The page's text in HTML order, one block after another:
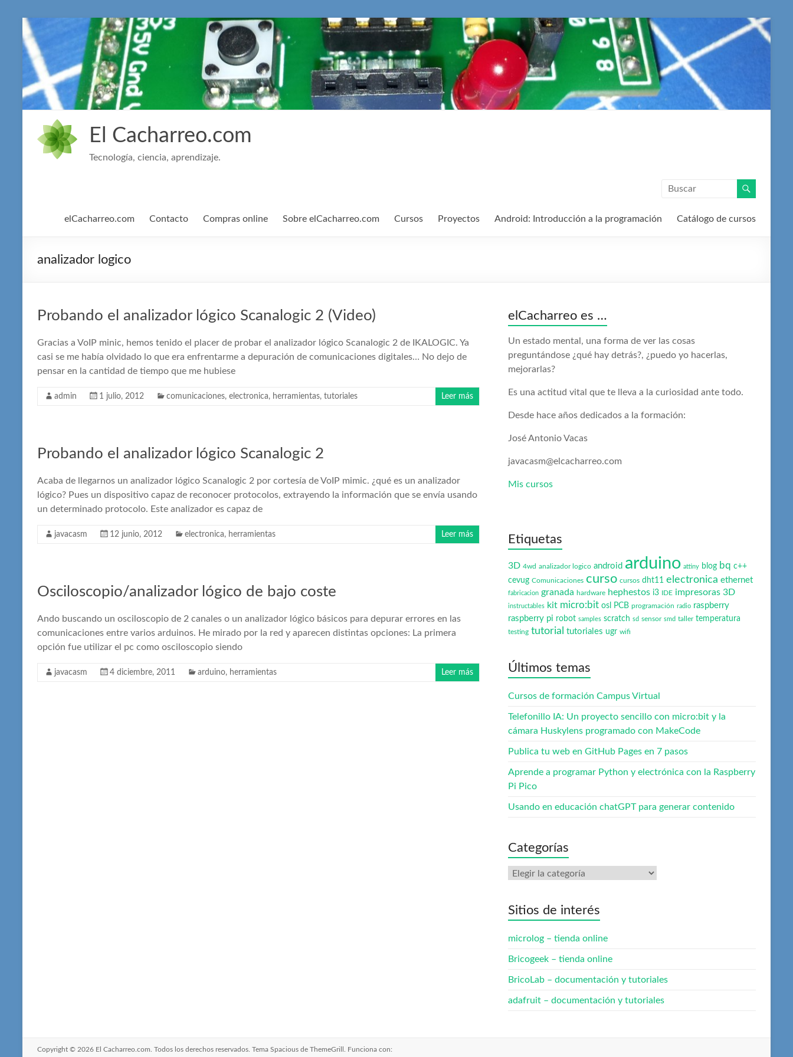
Saltar
al
contenido
El Cacharreo.com
Tecnología, ciencia, aprendizaje.
elCacharreo.com Contacto Compras online Sobre elCacharreo.com Cursos Proyectos Android: Introducción a la programación Catálogo de cursos
analizador logico
Probando el analizador lógico Scanalogic 2 (Video)
Gracias a VoIP minic, hemos tenido el placer de probar el analizador lógico Scanalogic 2 de IKALOGIC. Ya
casi se me había olvidado lo que era enfrentarme a depuración de comunicaciones digitales… No dejo de
pensar en la cantidad de tiempo que me hubiese
admin 1 julio, 2012 comunicaciones, electronica, herramientas, tutoriales Leer más
Probando el analizador lógico Scanalogic 2
Acaba de llegarnos un analizador lógico Scanalogic 2 por cortesía de VoIP mimic. ¿qué es un analizador
lógico? Pues un dispositivo capaz de reconocer protocolos, extrayendo la información que se envía usando
un determinado protocolo. Este analizador es capaz de
javacasm 12 junio, 2012 electronica, herramientas Leer más
Osciloscopio/analizador lógico de bajo coste
Ando buscando un osciloscopio de 2 canales o un analizador lógico básicos para depurar errores en las
comunicaciones entre varios arduinos. He mirado por la red y aparecen distintas opciones: La primera
opción fue utilizar el pc como osciloscopio siendo
javacasm 4 diciembre, 2011 arduino, herramientas Leer más
elCacharreo es …
Un estado mental, una forma de ver las cosas
preguntándose ¿qué hay detrás?, ¿puedo yo hacerlas,
mejorarlas?
Es una actitud vital que te lleva a la curiosidad ante todo.
Desde hace años dedicados a la formación:
José Antonio Vacas
javacasm@elcacharreo.com
Mis cursos
Etiquetas
3D 4wd analizador logico android arduino attiny blog bq c++
cevug Comunicaciones curso cursos dht11 electronica ethernet
fabricacion granada hardware hephestos i3 IDE impresoras 3D
instructables kit micro:bit osl PCB programación radio raspberry
raspberry pi robot samples scratch sd sensor smd taller temperatura
testing tutorial tutoriales ugr wifi
Últimos temas
Cursos de formación Campus Virtual
Telefonillo IA: Un proyecto sencillo con micro:bit y la
cámara Huskylens programado con MakeCode
Publica tu web en GitHub Pages en 7 pasos
Aprende a programar Python y electrónica con la Raspberry
Pi Pico
Usando en educación chatGPT para generar contenido
Categorías
Categorías
Sitios de interés
microlog – tienda online
Bricogeek – tienda online
BricoLab – documentación y tutoriales
adafruit – documentación y tutoriales
Copyright © 2026 El Cacharreo.com . Todos los derechos reservados. Tema Spacious de ThemeGrill. Funciona con: